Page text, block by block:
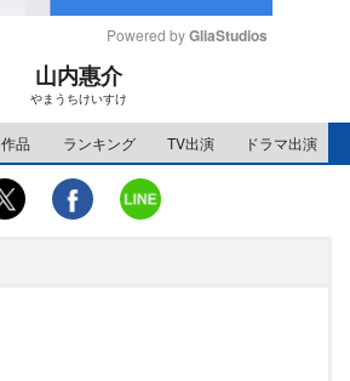
e
Powered by GliaStudios
山内惠介
まうちけいすけ
作品 ランキング TV出演 ドラマ出演